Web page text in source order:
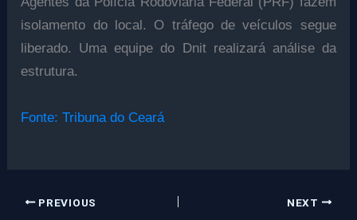
isolamento do local. O tráfego de veículos segue
liberado. Uma equipe do Dnit realizará análise da
estrutura.
Fonte: Tribuna do Ceará
PREVIOUS NEXT